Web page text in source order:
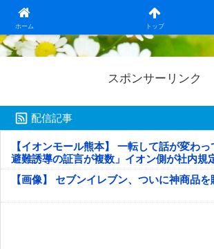
ホーム トップ
日本第一！ニュース録
スポンサーリンク
配信記事
【イオンモール熊本】 一転して話が変わ
避難誘導の証言が複数」イオン側が社内規
疑い
【画像】 セブンイレブン、ついに神商品を